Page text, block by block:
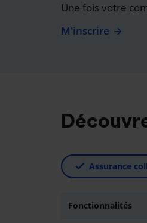
Une fois votre
M'inscrire
Assurance
Fonctionnalités